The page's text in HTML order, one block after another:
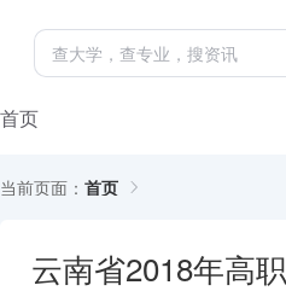
首页
当前页面： 首页
云南省2018年高